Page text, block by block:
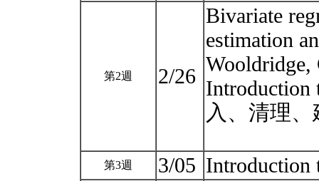
第2週 2/26
Bivariate
estimation
Wooldridge,
Introduction
入、清理
第3週 3/05 Introduction